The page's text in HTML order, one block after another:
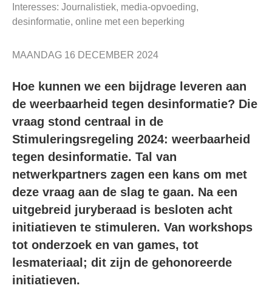
Interesses: Journalistiek, media-opvoeding,
desinformatie, online met een beperking
MAANDAG 16 DECEMBER 2024
Hoe kunnen we een bijdrage leveren aan
de weerbaarheid tegen desinformatie? Die
vraag stond centraal in de
Stimuleringsregeling 2024: weerbaarheid
tegen desinformatie. Tal van
netwerkpartners zagen een kans om met
deze vraag aan de slag te gaan. Na een
uitgebreid juryberaad is besloten acht
initiatieven te stimuleren. Van workshops
tot onderzoek en van games, tot
lesmateriaal; dit zijn de gehonoreerde
initiatieven.